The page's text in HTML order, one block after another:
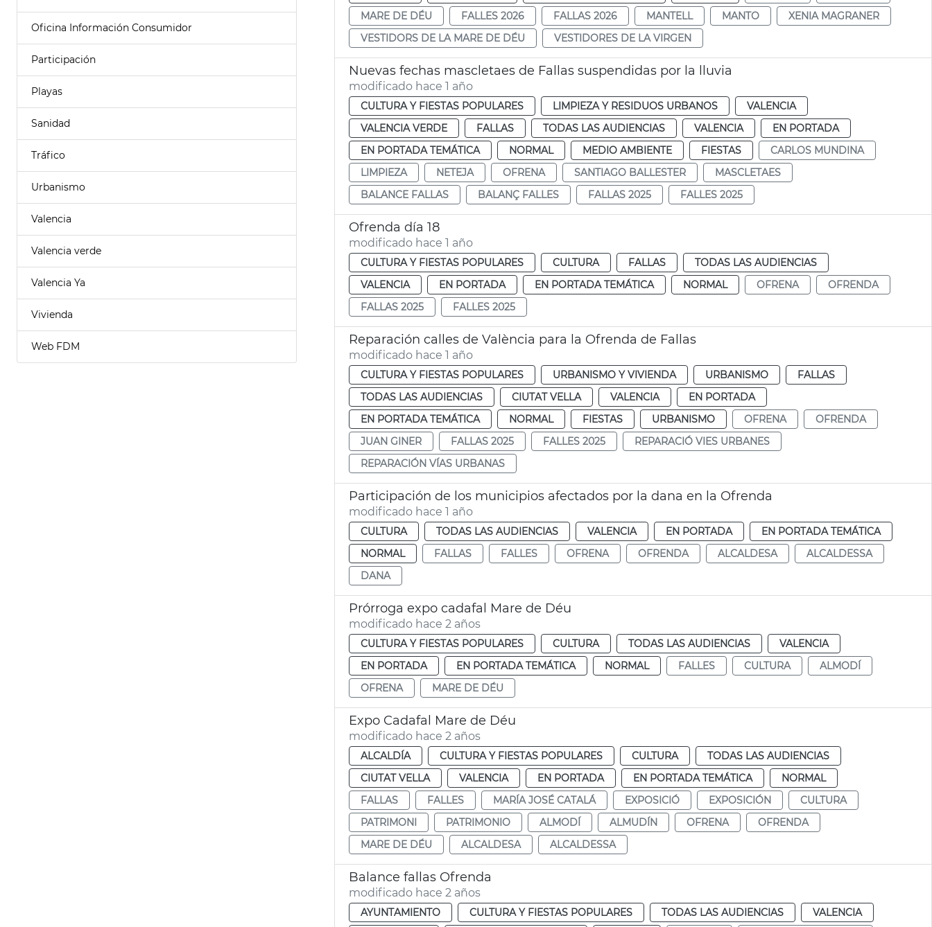
Oficina Información Consumidor
Participación
Playas
Sanidad
Tráfico
Urbanismo
Valencia
Valencia verde
Valencia Ya
Vivienda
Web FDM
MARE DE DÉU
FALLES 2026 FALLAS 2026 MANTELL MANTO
XENIA MAGRANER
VESTIDORS DE LA MARE DE DÉU
VESTIDORES DE LA VIRGEN
Nuevas fechas mascletaes de Fallas suspendidas por la lluvia
modificado hace 1 año
CULTURA Y FIESTAS POPULARES LIMPIEZA Y RESIDUOS URBANOS
VALENCIA
VALENCIA VERDE
FALLAS TODAS LAS AUDIENCIAS VALENCIA
EN PORTADA
EN PORTADA TEMÁTICA
NORMAL MEDIO AMBIENTE FIESTAS
CARLOS MUNDINA
LIMPIEZA
NETEJA OFRENA SANTIAGO BALLESTER
MASCLETAES
BALANCE FALLAS
BALANÇ FALLES FALLAS 2025 FALLES 2025
Ofrenda día 18
modificado hace 1 año
CULTURA Y FIESTAS POPULARES CULTURA FALLAS
TODAS LAS AUDIENCIAS
VALENCIA
EN PORTADA EN PORTADA TEMÁTICA NORMAL OFRENA
OFRENDA
FALLAS 2025
FALLES 2025
Reparación calles de València para la Ofrenda de Fallas
modificado hace 1 año
CULTURA Y FIESTAS POPULARES URBANISMO Y VIVIENDA URBANISMO
FALLAS
TODAS LAS AUDIENCIAS
CIUTAT VELLA VALENCIA
EN PORTADA
EN PORTADA TEMÁTICA
NORMAL FIESTAS URBANISMO OFRENA
OFRENDA
JUAN GINER
FALLAS 2025 FALLES 2025
REPARACIÓ VIES URBANES
REPARACIÓN VÍAS URBANAS
Participación de los municipios afectados por la dana en la Ofrenda
modificado hace 1 año
CULTURA TODAS LAS AUDIENCIAS VALENCIA EN PORTADA
EN PORTADA TEMÁTICA
NORMAL
FALLAS FALLES OFRENA OFRENDA ALCALDESA
ALCALDESSA
DANA
Prórroga expo cadafal Mare de Déu
modificado hace 2 años
CULTURA Y FIESTAS POPULARES CULTURA TODAS LAS AUDIENCIAS
VALENCIA
EN PORTADA
EN PORTADA TEMÁTICA NORMAL FALLES CULTURA
ALMODÍ
OFRENA
MARE DE DÉU
Expo Cadafal Mare de Déu
modificado hace 2 años
ALCALDÍA CULTURA Y FIESTAS POPULARES CULTURA
TODAS LAS AUDIENCIAS
CIUTAT VELLA
VALENCIA EN PORTADA EN PORTADA TEMÁTICA
NORMAL
FALLAS
FALLES MARÍA JOSÉ CATALÁ EXPOSICIÓ EXPOSICIÓN
CULTURA
PATRIMONI
PATRIMONIO ALMODÍ ALMUDÍN OFRENA
OFRENDA
MARE DE DÉU
ALCALDESA ALCALDESSA
Balance fallas Ofrenda
modificado hace 2 años
AYUNTAMIENTO CULTURA Y FIESTAS POPULARES TODAS LAS AUDIENCIAS
VALENCIA